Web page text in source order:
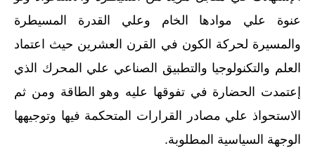
عنوة علي موادها الخام وعلي القدرة المسيطرة
والمسيرة لحركة الكون في القرن العشرين حيث اعتماد
العلم والتكنولوجيا والتطبيق الصناعي علي المحرك الذي
إعتمدت الحضارة في تفوقها عليه وهو الطاقة ومن ثم
الاستحواذ علي مصادر القرارات المتحكمة فيها وتوجيهها
الوجهة السياسية المطلوبة‏.‏